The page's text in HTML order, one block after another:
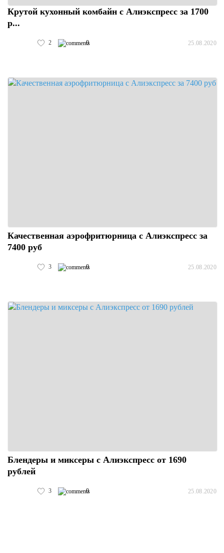
Крутой кухонный комбайн с Алиэкспресс за 1700
р...
2 0 25.08.2020
Качественная аэрофритюрница с Алиэкспресс за
7400 руб
3 0 25.08.2020
Блендеры и миксеры с Алиэкспресс от 1690
рублей
3 0 25.08.2020